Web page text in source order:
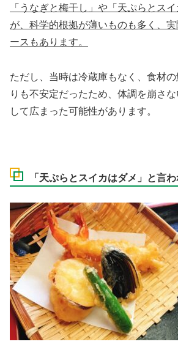
「うなぎと梅干し」や「天ぷらとス
が、科学的根拠が薄いものも多く、
ースもあります。
ただし、当時は冷蔵庫もなく、食材
りも不安定だったため、体調を崩さ
して広まった可能性があります。
「天ぷらとスイカはダメ」と言